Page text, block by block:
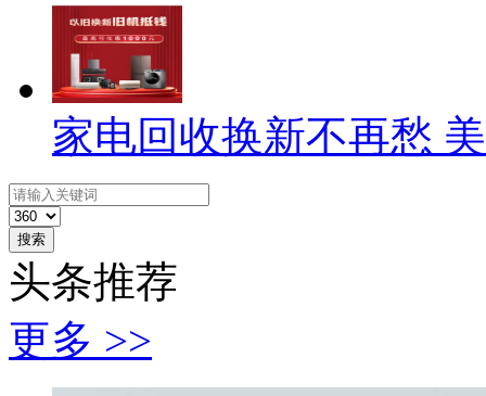
家电回收换新不再愁
搜索
头条推荐
更多 >>